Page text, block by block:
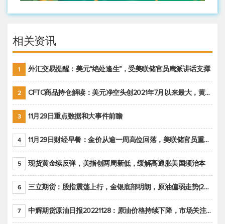
相关资讯
1 外汇交易提醒：美元“绝处逢生”，受美联储官员鹰派讲话支撑
2 CFTC商品持仓解读：美元净空头创2021年7月以来最大，黄金期货投机性净多头头寸减少
3 11月29日重点数据和大事件前瞻
4 11月29日财经早餐：金价从逾一周高位回落，美联储官员重申鹰派立场推动美元回升
5 现货黄金续反弹，美指创两周新低，缓解高通胀美国须治本
6 三立期货：股指震荡上行，金银底部明朗，原油偏弱走势(20221128收评)
7 中辉期货原油日报20221128：原油价格持续下降，市场关注OPEC+新一轮产能政策